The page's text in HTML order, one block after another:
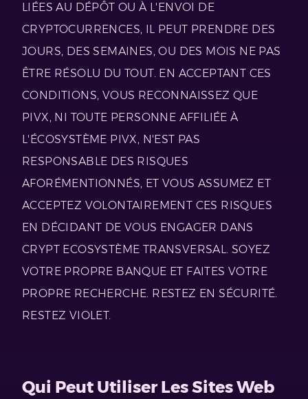
LIÉES AU DÉPÔT OU À L'ENVOI DE
CRYPTOCURRENCES, IL PEUT PRENDRE DES
JOURS, DES SEMAINES, OU DES MOIS NE PAS
ÊTRE RÉSOLU DU TOUT. EN ACCEPTANT CES
CONDITIONS, VOUS RECONNAISSEZ QUE
PIVX, NI TOUTE PERSONNE AFFILIÉE À
L'ÉCOSYSTÈME PIVX, N'EST PAS
RESPONSABLE DES RISQUES
AFORÉMENTIONNÉS, ET VOUS ASSUMEZ ET
ACCEPTEZ VOLONTAIREMENT CES RISQUES
EN DÉCIDANT DE VOUS ENGAGER DANS
CRYPT ECOSYSTÈME TRANSVERSAL. SOYEZ
VOTRE PROPRE BANQUE ET FAITES VOTRE
PROPRE RECHERCHE. RESTEZ EN SÉCURITÉ.
RESTEZ VIOLET.
Qui Peut Utiliser Les Sites Web